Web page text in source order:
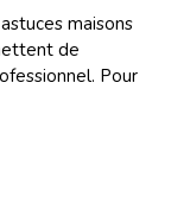
maisons
de
Pour